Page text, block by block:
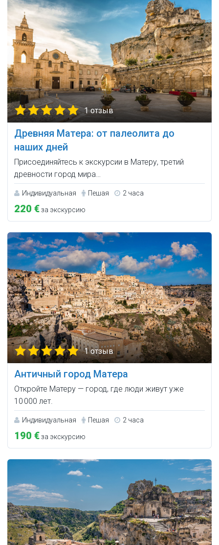
1 отзыв
Древняя Матера: от палеолита до
наших дней
Присоединяйтесь к экскурсии в Матеру, третий
древности город мира…
Индивидуальная Пешая 2 часа
220 €за экскурсию
1 отзыв
Античный город Матера
Откройте Матеру — город, где люди живут уже
10 000 лет.
Индивидуальная Пешая 2 часа
190 €за экскурсию